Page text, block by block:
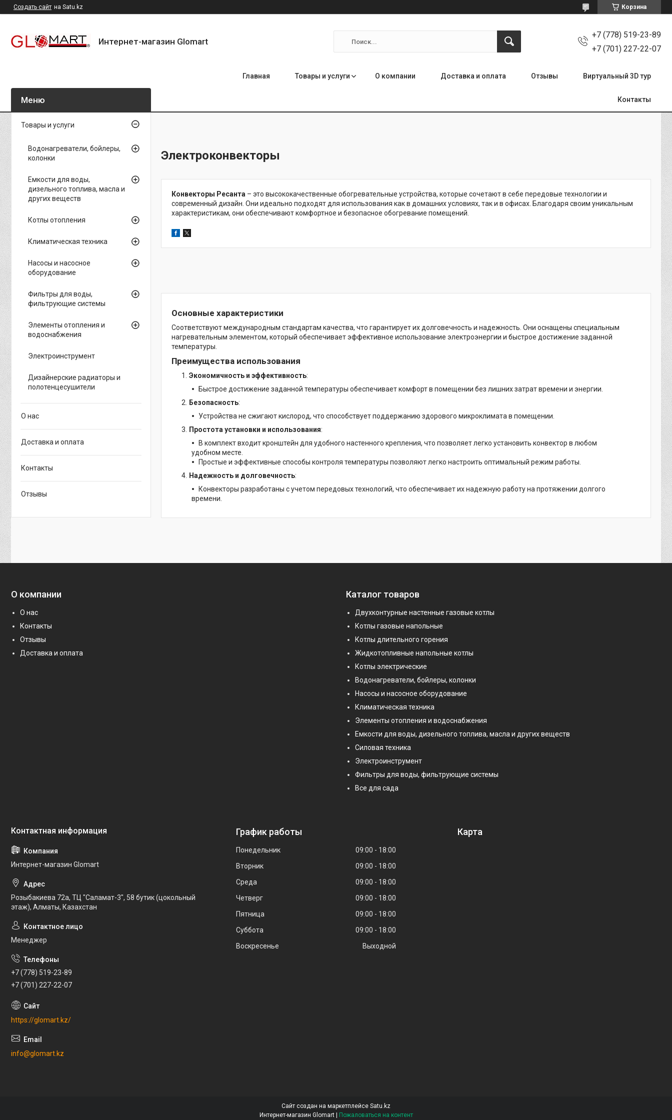
Создать сайт на Satu.kz Корзина
Интернет-магазин Glomart
+7 (778) 519-23-89
+7 (701) 227-22-07
Главная Товары и услуги О компании Доставка и оплата Отзывы Виртуальный 3D тур
Контакты
Электроконвекторы
Конвекторы Ресанта – это высококачественные обогревательные устройства, которые сочетают в себе передовые технологии и
современный дизайн. Они идеально подходят для использования как в домашних условиях, так и в офисах. Благодаря своим уникальным
характеристикам, они обеспечивают комфортное и безопасное обогревание помещений.
Основные характеристики
Соответствуют международным стандартам качества, что гарантирует их долговечность и надежность. Они оснащены специальным
нагревательным элементом, который обеспечивает эффективное использование электроэнергии и быстрое достижение заданной
температуры.
Преимущества использования
Экономичность и эффективность:
Быстрое достижение заданной температуры обеспечивает комфорт в помещении без лишних затрат времени и энергии.
Безопасность:
Устройства не сжигают кислород, что способствует поддержанию здорового микроклимата в помещении.
Простота установки и использования:
В комплект входит кронштейн для удобного настенного крепления, что позволяет легко установить конвектор в любом
удобном месте.
Простые и эффективные способы контроля температуры позволяют легко настроить оптимальный режим работы.
Надежность и долговечность:
Конвекторы разработаны с учетом передовых технологий, что обеспечивает их надежную работу на протяжении долгого
времени.
Товары и услуги
Водонагреватели, бойлеры,
колонки
Емкости для воды,
дизельного топлива, масла и
других веществ
Котлы отопления
Климатическая техника
Насосы и насосное
оборудование
Фильтры для воды,
фильтрующие системы
Элементы отопления и
водоснабжения
Электроинструмент
Дизайнерские радиаторы и
полотенцесушители
О нас
Доставка и оплата
Контакты
Отзывы
О компании
О нас
Контакты
Отзывы
Доставка и оплата
Каталог товаров
Двухконтурные настенные газовые котлы
Котлы газовые напольные
Котлы длительного горения
Жидкотопливные напольные котлы
Котлы электрические
Водонагреватели, бойлеры, колонки
Насосы и насосное оборудование
Климатическая техника
Элементы отопления и водоснабжения
Емкости для воды, дизельного топлива, масла и других веществ
Силовая техника
Электроинструмент
Фильтры для воды, фильтрующие системы
Все для сада
Интернет-магазин Glomart
Розыбакиева 72а, ТЦ "Саламат-3", 58 бутик (цокольный
этаж), Алматы, Казахстан
Менеджер
+7 (778) 519-23-89
+7 (701) 227-22-07
https://glomart.kz/
info@glomart.kz
График работы
Понедельник 09:00
18:00
Вторник
09:00
18:00
Среда
09:00
18:00
Четверг
09:00
18:00
Пятница
09:00
18:00
Суббота
09:00
18:00
Воскресенье
Выходной
Карта
Сайт создан на маркетплейсе Satu.kz
Пожаловаться на контент